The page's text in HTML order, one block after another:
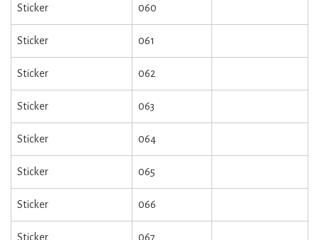
Sticker 060
Sticker 061
Sticker 062
Sticker 063
Sticker 064
Sticker 065
Sticker 066
Sticker 067